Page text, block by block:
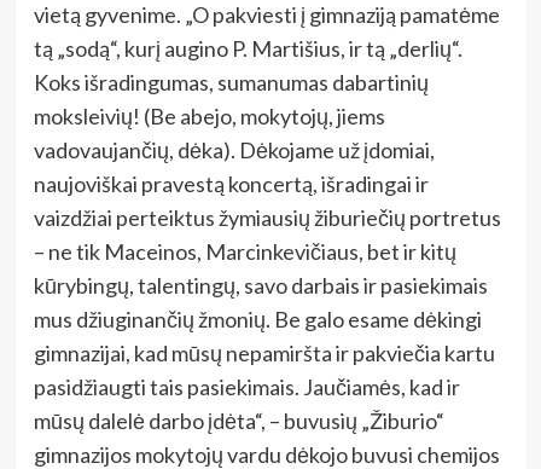
vietą gyvenime. „O pakviesti į gimnaziją pamatėme
tą „sodą“, kurį augino P. Martišius, ir tą „derlių“.
Koks išradingumas, sumanumas dabartinių
moksleivių! (Be abejo, mokytojų, jiems
vadovaujančių, dėka). Dėkojame už įdomiai,
naujoviškai pravestą koncertą, išradingai ir
vaizdžiai perteiktus žymiausių žiburiečių portretus
– ne tik Maceinos, Marcinkevičiaus, bet ir kitų
kūrybingų, talentingų, savo darbais ir pasiekimais
mus džiuginančių žmonių. Be galo esame dėkingi
gimnazijai, kad mūsų nepamiršta ir pakviečia kartu
pasidžiaugti tais pasiekimais. Jaučiamės, kad ir
mūsų dalelė darbo įdėta“, – buvusių „Žiburio“
gimnazijos mokytojų vardu dėkojo buvusi chemijos